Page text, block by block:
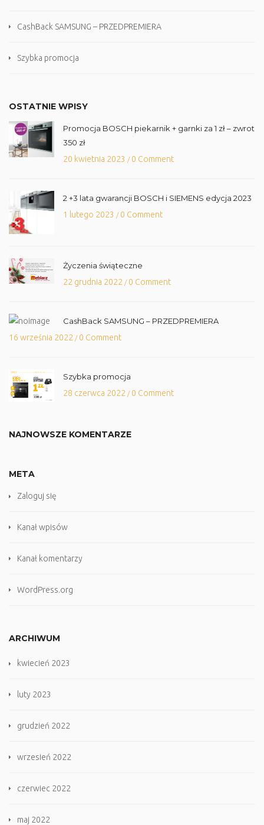
CashBack SAMSUNG – PRZEDPREMIERA
Szybka promocja
OSTATNIE WPISY
Promocja BOSCH piekarnik + garnki za 1 zł – zwrot
350 zł
20 kwietnia 2023 /0 Comment
2 +3 lata gwarancji BOSCH i SIEMENS edycja 2023
1 lutego 2023 /0 Comment
Życzenia świąteczne
22 grudnia 2022 /0 Comment
CashBack SAMSUNG – PRZEDPREMIERA
16 września 2022 /0 Comment
Szybka promocja
28 czerwca 2022 /0 Comment
NAJNOWSZE KOMENTARZE
META
Zaloguj się
Kanał wpisów
Kanał komentarzy
WordPress.org
ARCHIWUM
kwiecień 2023
luty 2023
grudzień 2022
wrzesień 2022
czerwiec 2022
maj 2022